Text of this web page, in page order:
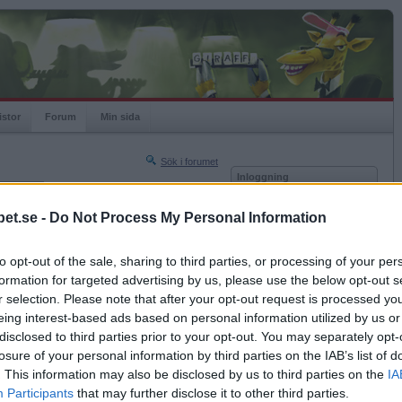
- Do Not Process My Personal Information
opt-out of the sale, sharing to third parties, or processing of your
for targeted advertising by us, please use the below opt-out
selection. Please note that after your opt-out request is processed
interest-based ads based on personal information utilized by us
to third parties prior to your opt-out. You may separately
of your personal information by third parties on the IAB’s list of
This information may also be disclosed by us to third parties on the
Participants that may further disclose it to other third parties.
Forum Min sida
Sök i forumet
Nästa sida »
2018-04-30 16:24
Inloggning
Kom ihåg mig
Glömt ditt lösenord?
Få ny aktiveringslänk
Betapet är gratis!